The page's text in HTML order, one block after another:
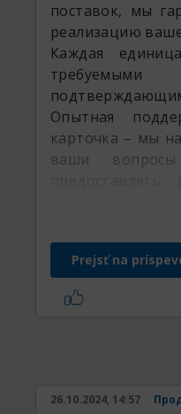
поставок, мы
реализацию
Каждая
Опытная
карточка – мы
ваши
специалистам
гибкости
оставляемая
Prejsť na
26.10.2024, 14:57